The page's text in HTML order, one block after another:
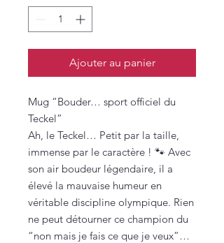
Ajouter au panier
Mug “Bouder… sport officiel du
Teckel”
Ah, le Teckel… Petit par la taille,
immense par le caractère ! 🐾 Avec
son air boudeur légendaire, il a
élevé la mauvaise humeur en
véritable discipline olympique. Rien
ne peut détourner ce champion du
“non mais je fais ce que je veux”…